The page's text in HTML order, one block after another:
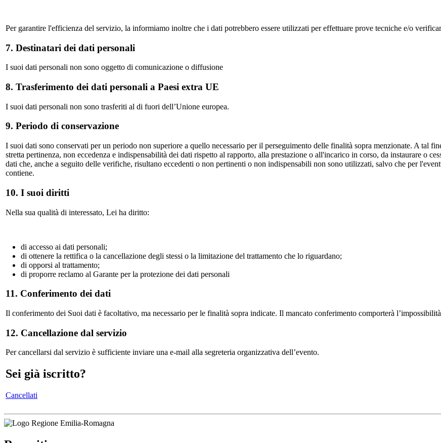
Per garantire l'efficienza del servizio, la informiamo inoltre che i dati potrebbero essere utilizzati per effettuare prove tecniche e/o
7. Destinatari dei dati personali
I suoi dati personali non sono oggetto di comunicazione o diffusione
8. Trasferimento dei dati personali a Paesi extra UE
I suoi dati personali non sono trasferiti al di fuori dell’Unione europea.
9. Periodo di conservazione
I suoi dati sono conservati per un periodo non superiore a quello necessario per il perseguimento delle finalità sopra menzionate. A tal
stretta pertinenza, non eccedenza e indispensabilità dei dati rispetto al rapporto, alla prestazione o all'incarico in corso, da instaurare o
dati che, anche a seguito delle verifiche, risultano eccedenti o non pertinenti o non indispensabili non sono utilizzati, salvo che per
contiene.
10. I suoi diritti
Nella sua qualità di interessato, Lei ha diritto:
di accesso ai dati personali;
di ottenere la rettifica o la cancellazione degli stessi o la limitazione del trattamento che lo riguardano;
di opporsi al trattamento;
di proporre reclamo al Garante per la protezione dei dati personali
11. Conferimento dei dati
Il conferimento dei Suoi dati è facoltativo, ma necessario per le finalità sopra indicate. Il mancato conferimento comporterà
12. Cancellazione dal servizio
Per cancellarsi dal servizio è sufficiente inviare una e-mail alla segreteria organizzativa dell’evento.
Sei già iscritto?
Cancellati